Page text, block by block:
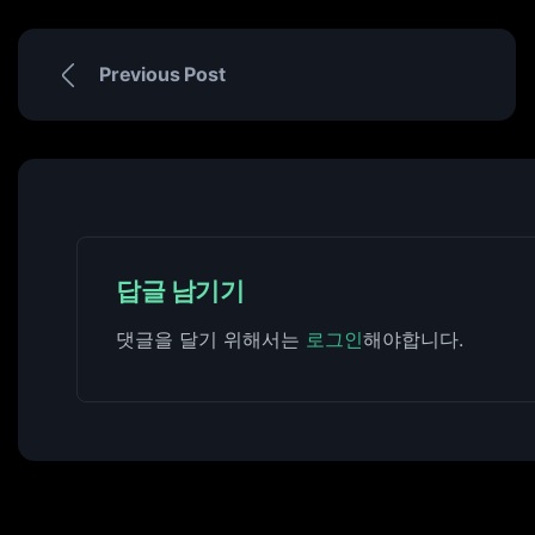
Previous Post
답글 남기기
댓글을 달기 위해서는 로그인해야합니다.